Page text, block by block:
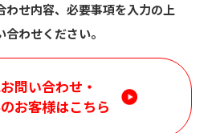
わせ内容、必要事項を入力の上
合わせください。
問い合わせ・
お客様はこちら